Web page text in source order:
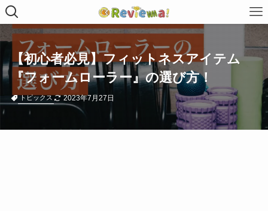
【初心者必見】フィットネスアイテム
『フォームローラー』の選び方！
トピックス 2023年7月27日